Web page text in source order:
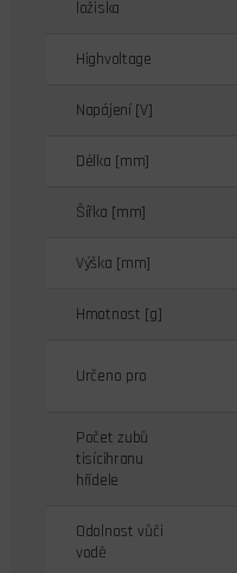
ložiska
Highvoltage
Napájení [V]
Délka [mm]
Šířka [mm]
Výška [mm]
Hmotnost [g]
Určeno pro
Počet zubů
tisícihranu
hřídele
Odolnost vůči
vodě